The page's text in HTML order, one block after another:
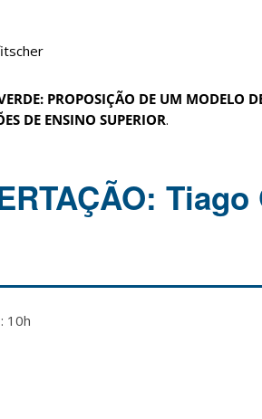
PROPOSIÇÃO DE UM MODELO
DE ENSINO SUPERIOR.
10h